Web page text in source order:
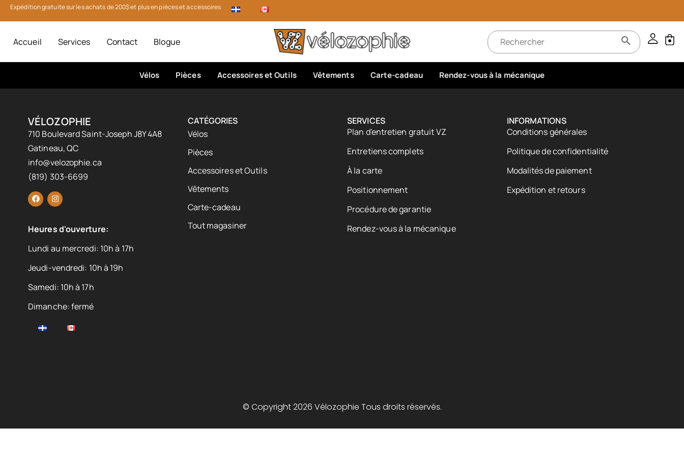
Expédition gratuite sur les achats de 200$ et plus en pièces et accessoires
Accueil Services Contact Blogue
Vélos Pièces Accessoires et Outils Vêtements Carte-cadeau Rendez-vous à la mécanique
VÉLOZOPHIE
710 Boulevard Saint-Joseph J8Y 4A8
Gatineau, QC
info@velozophie.ca
(819) 303-6699
Heures d'ouverture:
Lundi au mercredi: 10h à 17h
Jeudi-vendredi: 10h à 19h
Samedi: 10h à 17h
Dimanche: fermé
CATÉGORIES
Vélos
Pièces
Accessoires et Outils
Vêtements
Carte-cadeau
Tout magasiner
SERVICES
Plan d'entretien gratuit VZ
Entretiens complets
À la carte
Positionnement
Procédure de garantie
Rendez-vous à la mécanique
INFORMATIONS
Conditions générales
Politique de confidentialité
Modalités de paiement
Expédition et retours
© Copyright 2026 Vélozophie Tous droits réservés.